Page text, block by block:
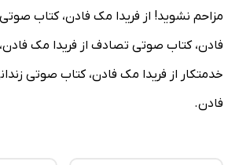
مزاحم نشوید! از فریدا مک فادن، کتاب
فادن، کتاب صوتی تصادف از فریدا مک
خدمتکار از فریدا مک فادن، کتاب صوتی
فادن.